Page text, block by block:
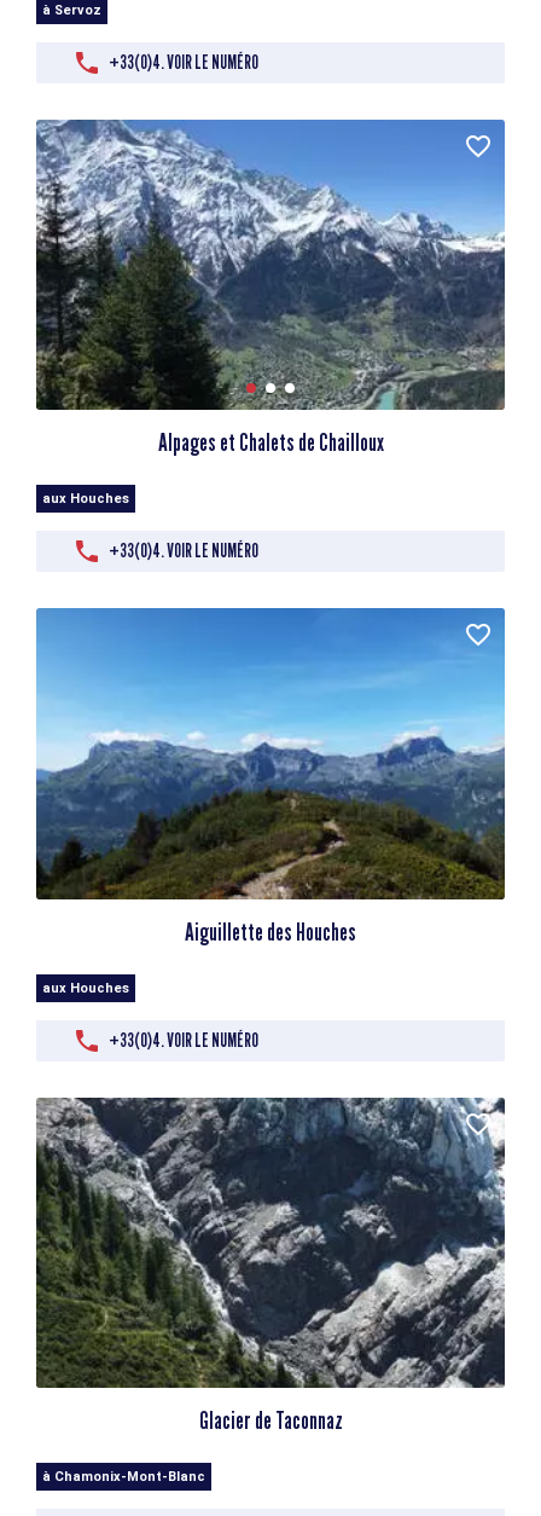
à Servoz
+33(0)4. VOIR LE NUMÉRO
Alpages et Chalets de Chailloux
aux Houches
+33(0)4. VOIR LE NUMÉRO
Aiguillette des Houches
aux Houches
+33(0)4. VOIR LE NUMÉRO
Glacier de Taconnaz
à Chamonix-Mont-Blanc